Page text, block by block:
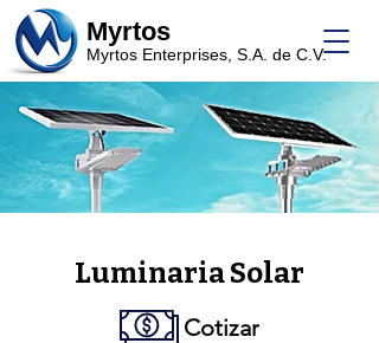
Myrtos
Myrtos Enterprises, S.A. de C.V.
Luminaria Solar
Cotizar